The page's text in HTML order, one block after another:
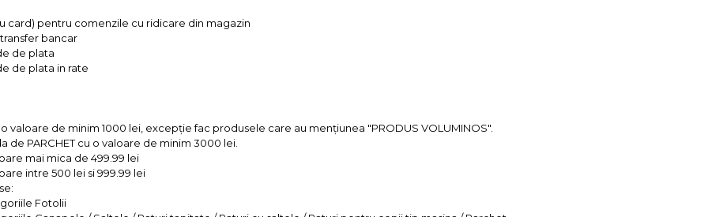
card) pentru comenzile cu ridicare din magazin
bancar
de plata
de plata in rate
o valoare de minim 1000 lei, excepție fac produsele care au mențiunea "PRODUS VOLUMINOS".
de PARCHET cu o valoare de minim 3000 lei.
mai mica de 499.99 lei
intre 500 lei si 999.99 lei
Fotolii